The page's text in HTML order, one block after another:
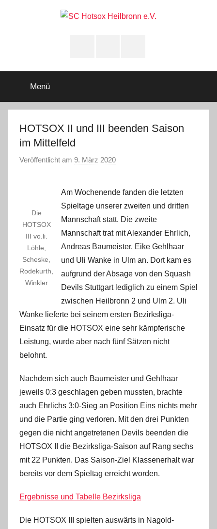
Heilbronn
e.V.
Menü
HOTSOX II und III beenden Saison
im Mittelfeld
Veröffentlicht am 9. März 2020
d
m
i
n
Die
HOTSOX
III vo.li.
Löhle,
Scheske,
Rodekurth,
Winkler
Am Wochenende fanden die letzten
Spieltage unserer zweiten und dritten
Mannschaft statt. Die zweite
Mannschaft trat mit Alexander Ehrlich,
Andreas Baumeister, Eike Gehlhaar
und Uli Wanke in Ulm an. Dort kam es
aufgrund der Absage von den Squash
Devils Stuttgart lediglich zu einem Spiel
zwischen Heilbronn 2 und Ulm 2. Uli
Wanke lieferte bei seinem ersten Bezirksliga-
Einsatz für die HOTSOX eine sehr kämpferische
Leistung, wurde aber nach fünf Sätzen nicht
belohnt.
Nachdem sich auch Baumeister und Gehlhaar
jeweils 0:3 geschlagen geben mussten, brachte
auch Ehrlichs 3:0-Sieg an Position Eins nichts mehr
und die Partie ging verloren. Mit den drei Punkten
gegen die nicht angetretenen Devils beenden die
HOTSOX II die Bezirksliga-Saison auf Rang sechs
mit 22 Punkten. Das Saison-Ziel Klassenerhalt war
bereits vor dem Spieltag erreicht worden.
Ergebnisse und Tabelle Bezirksliga
Die HOTSOX III spielten auswärts in Nagold-